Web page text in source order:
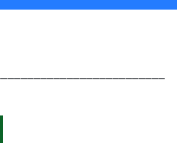
материалы